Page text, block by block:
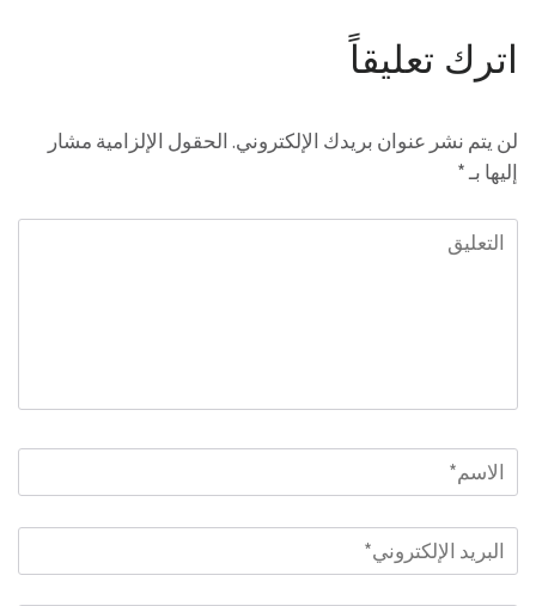
اترك تعليقاً
لن يتم نشر عنوان بريدك الإلكتروني. الحقول الإلزامية مشار
إليها بـ*
التعليق
الاسم
البريد
الإلكتروني*